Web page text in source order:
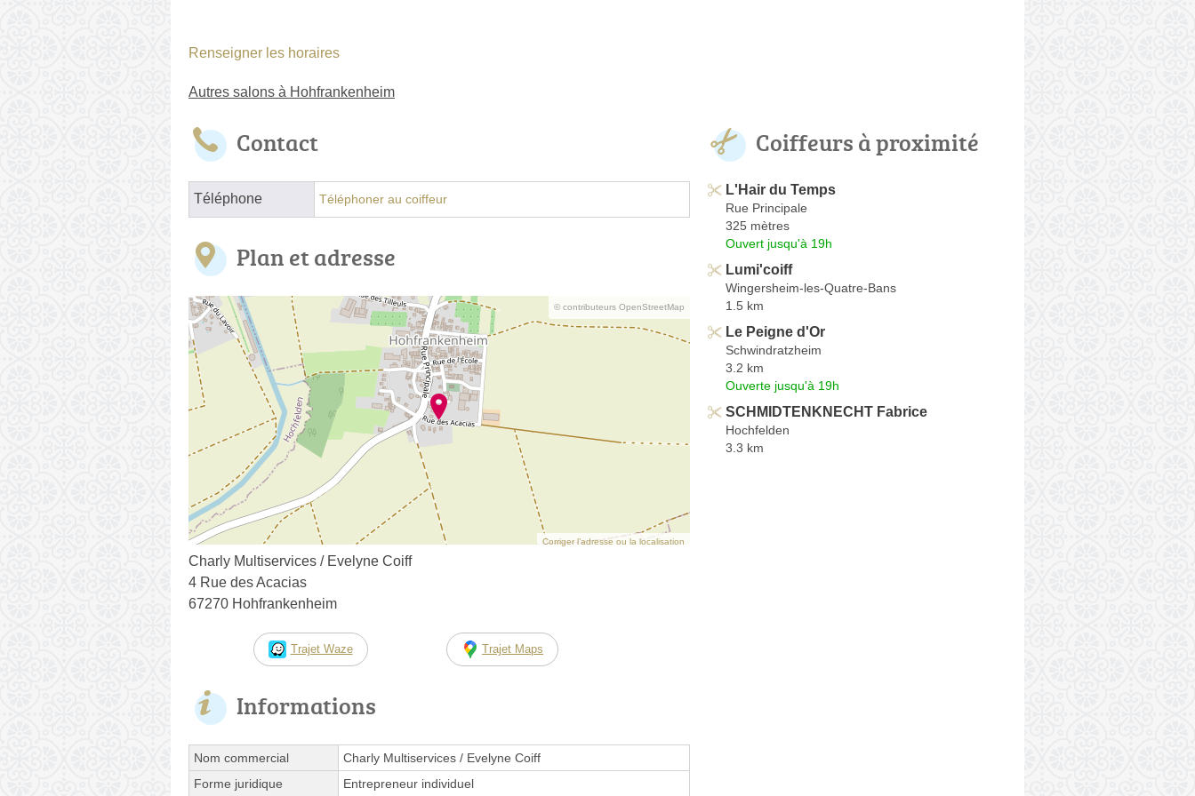
Renseigner les horaires
Autres salons à Hohfrankenheim
Contact
Téléphone Téléphoner au coiffeur
Plan et adresse
© contributeurs OpenStreetMap
Corriger l’adresse ou la localisation
Charly Multiservices / Evelyne Coiff
4 Rue des Acacias
67270 Hohfrankenheim
Trajet Waze Trajet Maps
Informations
Nom commercial
Charly Multiservices / Evelyne Coiff
Forme juridique
Entrepreneur individuel
Coiffeurs à proximité
L'Hair du Temps
Rue Principale
325 mètres
Ouvert jusqu'à 19h
Lumi'coiff
Wingersheim-les-Quatre-Bans
1.5 km
Le Peigne d'Or
Schwindratzheim
3.2 km
Ouverte jusqu'à 19h
SCHMIDTENKNECHT Fabrice
Hochfelden
3.3 km